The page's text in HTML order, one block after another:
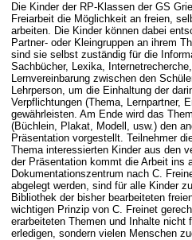
Die Kinder der RP-Klassen der GS
Freiarbeit die Möglichkeit an freien,
arbeiten. Die Kinder können dabei
Partner- oder Kleingruppen an ihrem
sind sie selbst zuständig für die
Sachbücher, Lexika,
Lernvereinbarung zwischen den
Lehrperson, um die Einhaltung der
Verpflichtungen (Thema, Lernpartner,
gewährleisten. Am Ende wird das
(Büchlein, Plakat, Modell, usw.) den
Präsentation vorgestellt. Teilnehmer
Thema interessierten Kinder aus den
der Präsentation kommt die Arbeit ins
Dokumentationszentrum nach C.
abgelegt werden, sind für alle Kinder
Bibliothek der bisher bearbeiteten
wichtigen Prinzip von C. Freinet
erarbeiteten Themen und Inhalte nicht
erledigen, sondern vielen Menschen